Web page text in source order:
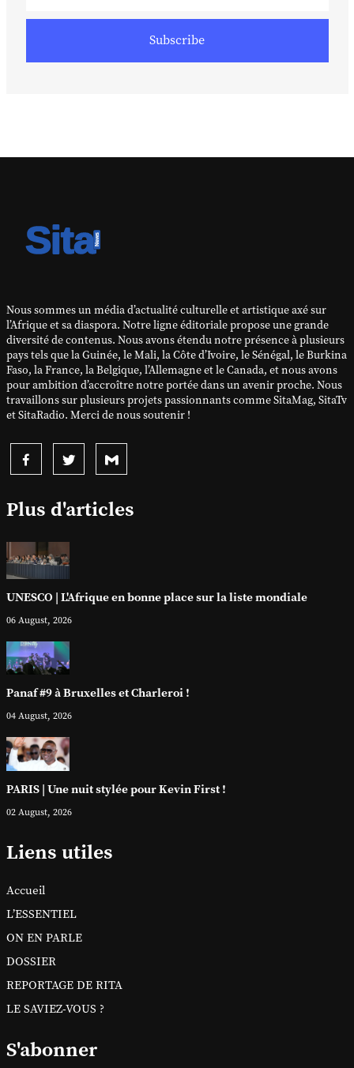
Subscribe
Nous sommes un média d’actualité culturelle et artistique axé sur
l’Afrique et sa diaspora. Notre ligne éditoriale propose une grande
diversité de contenus. Nous avons étendu notre présence à plusieurs
pays tels que la Guinée, le Mali, la Côte d’Ivoire, le Sénégal, le Burkina
Faso, la France, la Belgique, l’Allemagne et le Canada, et nous avons
pour ambition d’accroître notre portée dans un avenir proche. Nous
travaillons sur plusieurs projets passionnants comme SitaMag, SitaTv
et SitaRadio. Merci de nous soutenir !
Plus d'articles
UNESCO | L'Afrique en bonne place sur la liste mondiale
06 August, 2026
Panaf #9 à Bruxelles et Charleroi !
04 August, 2026
PARIS | Une nuit stylée pour Kevin First !
02 August, 2026
Liens utiles
Accueil
L’ESSENTIEL
ON EN PARLE
DOSSIER
REPORTAGE DE RITA
LE SAVIEZ-VOUS ?
S'abonner